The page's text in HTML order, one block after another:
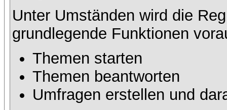
Unter Umständen wird die
grundlegende Funktionen
Themen starten
Themen beantworten
Umfragen erstellen und